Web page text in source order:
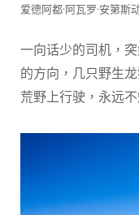
爱德阿都·阿瓦罗·安第斯
一向话少的司机，
的方向，几只野生
荒野上行驶，永远